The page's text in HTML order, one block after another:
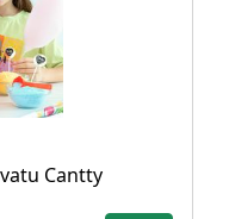
Cantty